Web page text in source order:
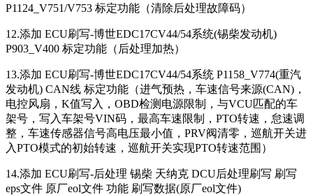
P1124_V751/V753 标定功能（清除后处理故障码）
12.添加 ECU刷写-博世EDC17CV44/54系统(锡柴发动机)
P903_V400 标定功能（后处理加热）
13.添加 ECU刷写-博世EDC17CV44/54系统 P1158_V774(重汽
发动机) CAN线 标定功能（进气预热，车速信号来源(CAN)，
电控风扇，K值写入，OBD检测电源限制，与VCU匹配的车
架号，写入车架号VIN码，最高车速限制，PTO转速，怠速调
整，车速传感器信号高电压最小值，PRV阀清零，巡航开关进
入PTO模式的初始转速，巡航开关实现PTO转速范围）
14.添加 ECU刷写-后处理 锡柴 天纳克 DCU后处理刷写 刷写
eps文件 原厂eol文件 功能 刷写数据(原厂eol文件)